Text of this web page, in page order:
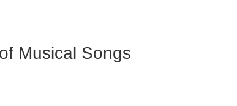
Musical Songs